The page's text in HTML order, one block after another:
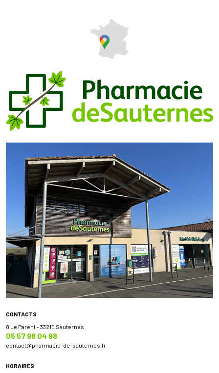
CONTACTS
8 Le Parent - 33210 Sauternes
05 57 98 04 98
contact@pharmacie-de-sauternes.fr
HORAIRES